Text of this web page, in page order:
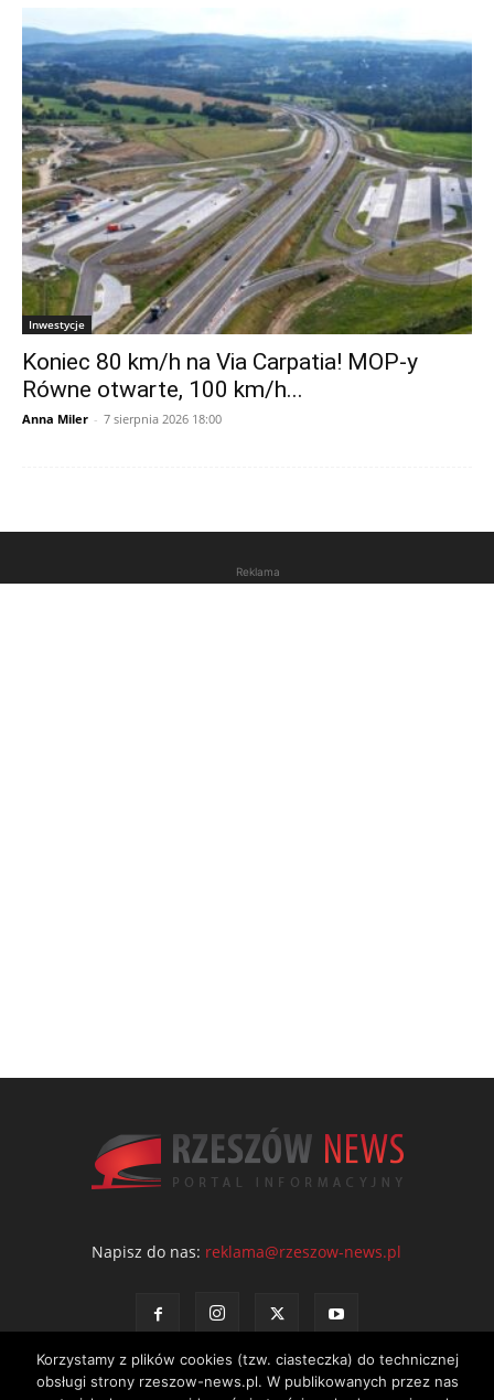
Inwestycje
Koniec 80 km/h na Via Carpatia! MOP-y
Równe otwarte, 100 km/h...
Anna Miler - 7 sierpnia 2026 18:00
Reklama
Napisz do nas: reklama@rzeszow-news.pl
Korzystamy z plików cookies (tzw. ciasteczka) do technicznej
obsługi strony rzeszow-news.pl. W publikowanych przez nas